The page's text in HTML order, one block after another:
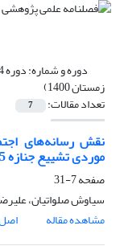
دوره و شماره:
زمستان 1400)
تعداد مقالات: 7
نقش رسانه‌های
موردی تشییع جنازه 175 شهید غواص
صفحه7-31
سیاوش صلواتیان،
مشاهده مقاله